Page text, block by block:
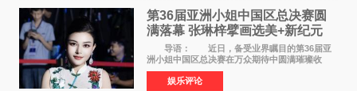
第36届亚洲小姐中国区总决赛圆
满落幕 张琳梓擘画选美+新纪元
导语： 近日，备受业界瞩目的第36届亚
洲小姐中国区总决赛在万众期待中圆满璀璨收
官。整场盛典汇聚万千芳华，不仅完成了新一届
美丽代言人的加冕选拔，更在行业发展层面带来
娱乐评论